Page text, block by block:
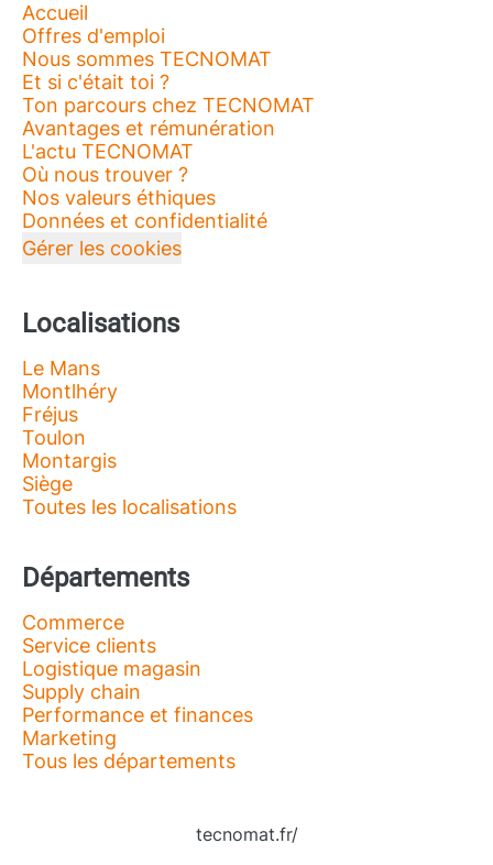
Accueil
Offres d'emploi
Nous sommes TECNOMAT
Et si c'était toi ?
Ton parcours chez TECNOMAT
Avantages et rémunération
L'actu TECNOMAT
Où nous trouver ?
Nos valeurs éthiques
Données et confidentialité
Gérer les cookies
Localisations
Le Mans
Montlhéry
Fréjus
Toulon
Montargis
Siège
Toutes les localisations
Départements
Commerce
Service clients
Logistique magasin
Supply chain
Performance et finances
Marketing
Tous les départements
tecnomat.fr/